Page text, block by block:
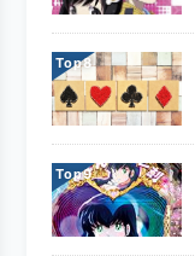
Top
Top